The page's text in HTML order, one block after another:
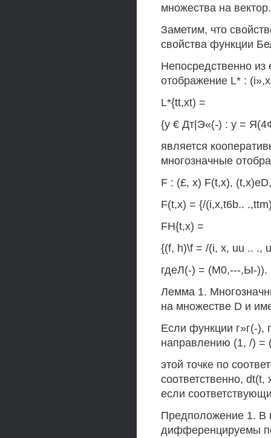
множества на вектор.
Заметим, что
свойства функции
Непосредственно из
отображение L* :
L*{tt,xt) =
{у € Дт|Э«(-) : у =
является
многозначные
F : (£, х) F(t,x), (t,x)eD,
F(t,x) = {/(i,x,t6b..
FH{t,x) =
{(f, h)\f = /(i, x, uu .. .,
гдеЛ(-) = (М0,---,Ы-)).
Лемма 1.
на множестве D и
Если функции г»г(-
направлению (1, /) =
этой точке по
соответственно,
если
Предположение 1. В
дифференцируемы